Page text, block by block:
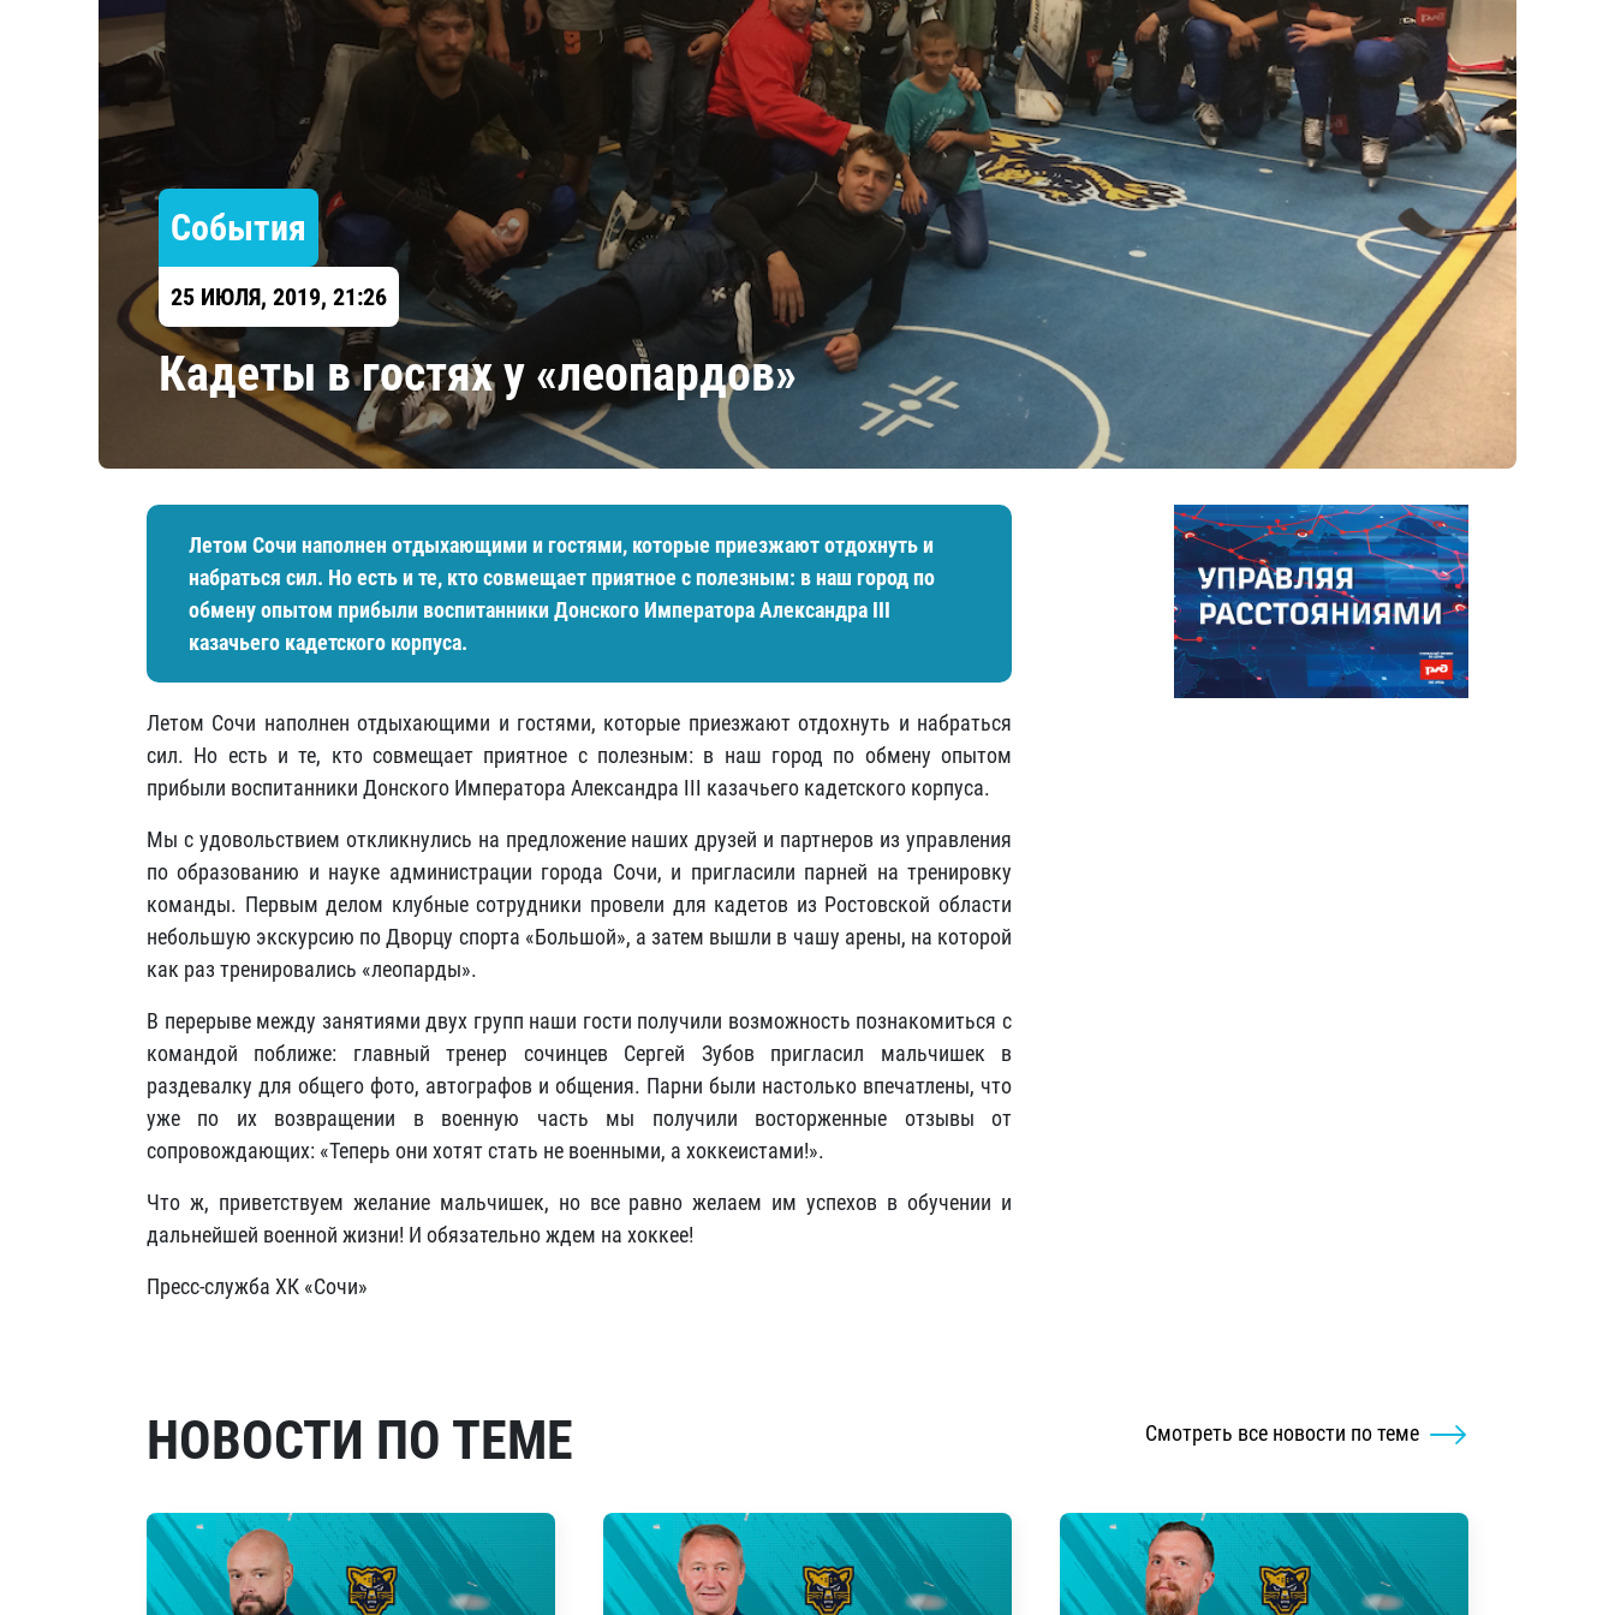
Локомотив
Северсталь
ЦСКА
Шанхайские Драконы
Барыс
Салават Юлаев
Сибирь
События
25 ИЮЛЯ, 2019, 21:26
​Кадеты в гостях у «леопардов»
Летом Сочи наполнен отдыхающими и гостями, которые приезжают отдохнуть и
набраться сил. Но есть и те, кто совмещает приятное с полезным: в наш город по
обмену опытом прибыли воспитанники Донского Императора Александра III
казачьего кадетского корпуса.
Летом Сочи наполнен отдыхающими и гостями, которые приезжают отдохнуть и набраться
сил. Но есть и те, кто совмещает приятное с полезным: в наш город по обмену опытом
прибыли воспитанники Донского Императора Александра III казачьего кадетского корпуса.
Мы с удовольствием откликнулись на предложение наших друзей и партнеров из управления
по образованию и науке администрации города Сочи, и пригласили парней на тренировку
команды. Первым делом клубные сотрудники провели для кадетов из Ростовской области
небольшую экскурсию по Дворцу спорта «Большой», а затем вышли в чашу арены, на которой
как раз тренировались «леопарды».
В перерыве между занятиями двух групп наши гости получили возможность познакомиться с
командой поближе: главный тренер сочинцев Сергей Зубов пригласил мальчишек в
раздевалку для общего фото, автографов и общения. Парни были настолько впечатлены, что
уже по их возвращении в военную часть мы получили восторженные отзывы от
сопровождающих: «Теперь они хотят стать не военными, а хоккеистами!».
Что ж, приветствуем желание мальчишек, но все равно желаем им успехов в обучении и
дальнейшей военной жизни! И обязательно ждем на хоккее!
Пресс-служба ХК «Сочи»
НОВОСТИ ПО ТЕМЕ Смотреть все новости по теме